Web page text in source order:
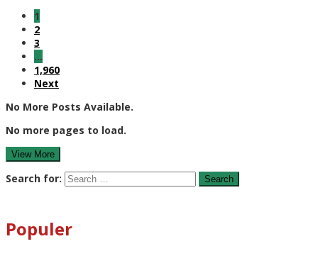
1
2
3
…
1,960
Next
No More Posts Available.
No more pages to load.
View More
Search for:
Populer